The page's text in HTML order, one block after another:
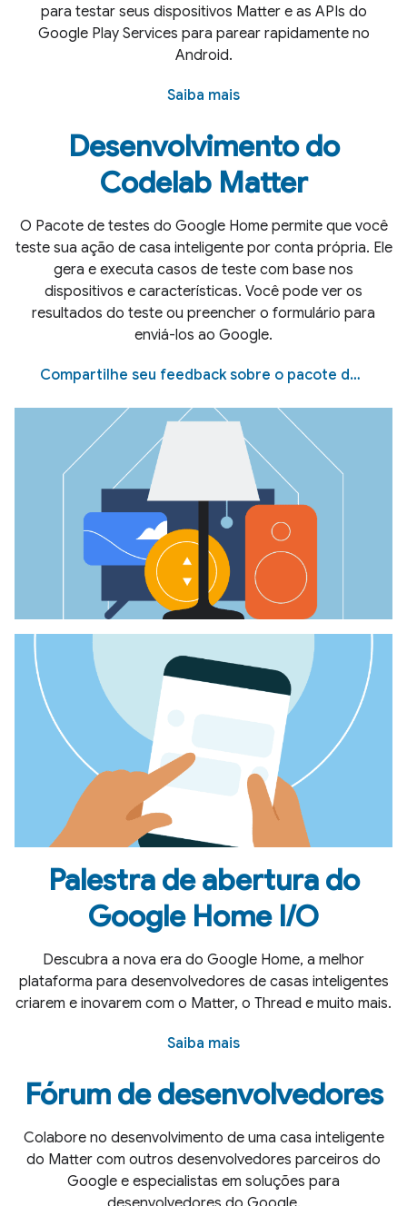
para testar seus dispositivos Matter e as APIs do
Google Play Services para parear rapidamente no
Android.
Saiba mais
Desenvolvimento do
Codelab Matter
O Pacote de testes do Google Home permite que você
teste sua ação de casa inteligente por conta própria. Ele
gera e executa casos de teste com base nos
dispositivos e características. Você pode ver os
resultados do teste ou preencher o formulário para
enviá-los ao Google.
Compartilhe seu feedback sobre o pacote de testes.
Palestra de abertura do
Google Home I/O
Descubra a nova era do Google Home, a melhor
plataforma para desenvolvedores de casas inteligentes
criarem e inovarem com o Matter, o Thread e muito mais.
Saiba mais
Fórum de desenvolvedores
Colabore no desenvolvimento de uma casa inteligente
do Matter com outros desenvolvedores parceiros do
Google e especialistas em soluções para